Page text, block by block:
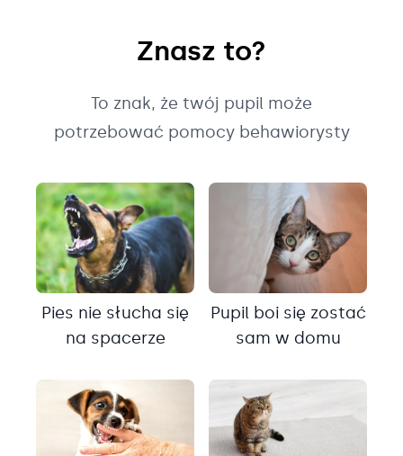
Znasz to?
To znak, że twój pupil może
potrzebować pomocy behawiorysty
Pies nie słucha się
na spacerze
Pupil boi się zostać
sam w domu